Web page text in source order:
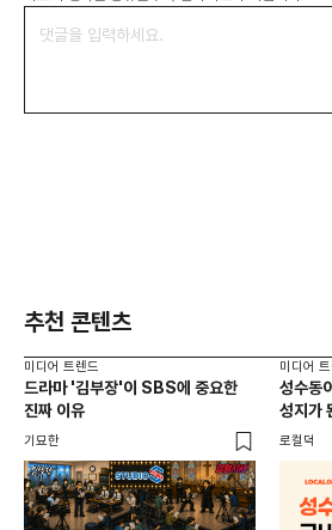
추천 콘텐츠
미디어 트렌드
드라마 '김부장'이 SBS에 중요한
진짜 이유
기묘한
미디어
성수동
성지가
로컬덕